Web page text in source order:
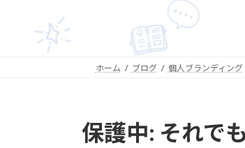
ホーム ブログ 個人ブランディング
保護中: それで